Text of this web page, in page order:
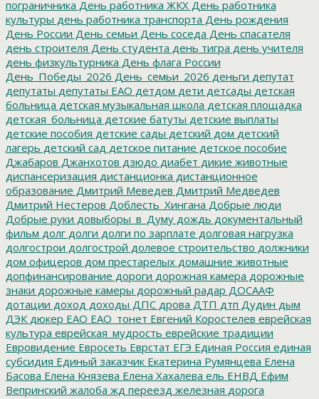
пограничника День работника ЖКХ День работника
культуры день работника транспорта День рождения
День России День семьи День соседа День спасателя
день строителя День студента день тигра день учителя
день физкультурника День флага России
День_Победы_2026 День_семьи_2026 деньги депутат
депутаты депутаты ЕАО детдом дети детсады детская
больница детская музыкальная школа детская площадка
детская_больница детские батуты детские выплаты
детские пособия детские сады детский дом детский
лагерь детский сад детское питание детское пособие
Джабаров Джанхотов дзюдо диабет дикие животные
диспансеризация дистанционка дистанционное
образование Дмитрий Меведев Дмитрий Медведев
Дмитрий Нестеров Доблесть_Хингана Добрые люди
Добрые руки довыборы_в_Думу дождь документальный
фильм долг долги долги по зарплате долговая нагрузка
долгострои долгострой долевое строительство должники
дом офицеров дом престарелых домашние животные
допфинансирование дороги дорожная камера дорожные
знаки дорожные камеры дорожный радар ДОСААФ
дотации доход доходы ДПС дрова ДТП дтп Дудин дым
ДЭК дюкер ЕАО ЕАО_тонет Евгений Коростелев еврейская
культура еврейская_мудрость еврейские традиции
Евровидение Евросеть Еврстат ЕГЭ Единая Россия единая
субсидия Единый заказчик Екатерина Румянцева Елена
Басова Елена Князева Елена Хахалева ель ЕНВД Ефим
Вепринский жалоба жд переезд железная дорога